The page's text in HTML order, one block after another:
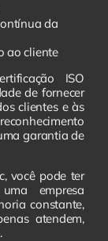
da
ao cliente
ISO
de fornecer
clientes e às
garantia de
você pode ter
empresa
constante,
atendem,